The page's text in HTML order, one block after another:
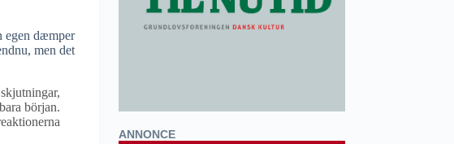
egen dæmper
men det
början.
ANNONCE